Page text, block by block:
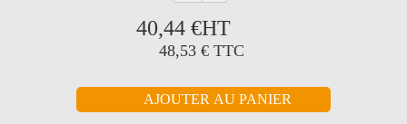
40,44 €HT
48,53 € TTC